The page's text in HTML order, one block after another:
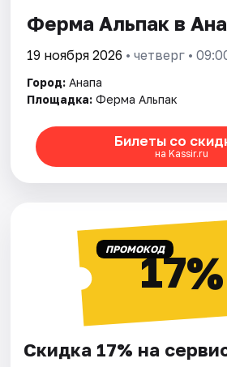
Ферма Альпак в
19 ноября 2026 • четверг •
Город: Анапа
Площадка: Ферма Альпак
Билеты со
на Kassir.ru
ПРОМОКОД17%
Скидка 17% на